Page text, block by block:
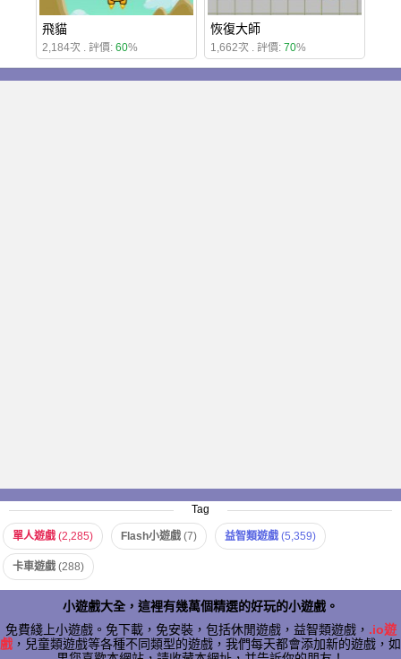
飛貓
2,184次 . 評價: 60%
恢復大師
1,662次 . 評價: 70%
Tag
單人遊戲 (2,285) Flash小遊戲 (7) 益智類遊戲 (5,359)
卡車遊戲 (288)
小遊戲大全，這裡有幾萬個精選的好玩的小遊戲。
免費綫上小遊戲。免下載，免安裝，包括休閒遊戲，益智類遊戲， .io遊
戲 ，兒童類遊戲等各種不同類型的遊戲，我們每天都會添加新的遊戲，如